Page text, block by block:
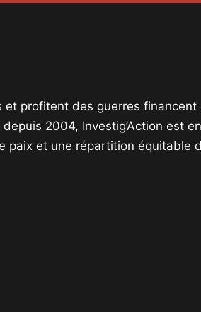
et profitent des guerres financent
2004, Investig’Action est
paix et une répartition équitable